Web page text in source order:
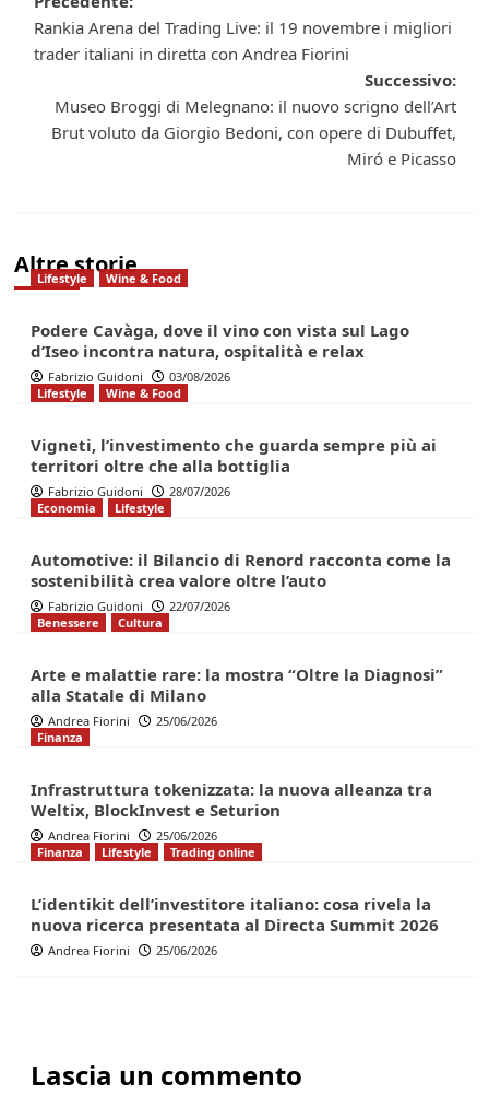
articolo
Rankia Arena del Trading Live: il 19 novembre i migliori
trader italiani in diretta con Andrea Fiorini
Successivo:
Museo Broggi di Melegnano: il nuovo scrigno dell’Art
Brut voluto da Giorgio Bedoni, con opere di Dubuffet,
Miró e Picasso
Altre storie
Lifestyle Wine & Food
Podere Cavàga, dove il vino con vista sul Lago
d’Iseo incontra natura, ospitalità e relax
Fabrizio Guidoni
03/08/2026
Lifestyle
Wine & Food
Vigneti, l’investimento che guarda sempre più ai
territori oltre che alla bottiglia
Fabrizio Guidoni
28/07/2026
Economia
Lifestyle
Automotive: il Bilancio di Renord racconta come la
sostenibilità crea valore oltre l’auto
Fabrizio Guidoni
22/07/2026
Benessere
Cultura
Arte e malattie rare: la mostra “Oltre la Diagnosi”
alla Statale di Milano
Andrea Fiorini
25/06/2026
Finanza
Infrastruttura tokenizzata: la nuova alleanza tra
Weltix, BlockInvest e Seturion
Andrea Fiorini
25/06/2026
Finanza
Lifestyle Trading online
L’identikit dell’investitore italiano: cosa rivela la
nuova ricerca presentata al Directa Summit 2026
Andrea Fiorini 25/06/2026
Lascia un commento